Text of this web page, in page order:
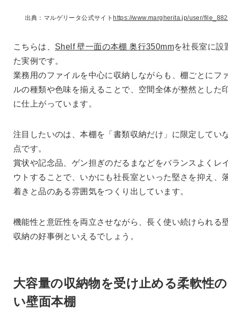
出典：マルゲリータ公式サイトhttps://www.margherita.jp/user/
こちらは、 Shelf 壁一面の本棚 奥行350mmを社長室に設
た実例です。
業務用のファイルを中心に収納しながらも、棚ごとにフ
ルの種類や色味を揃えることで、空間全体が整然とした
に仕上がっています。
注目したいのは、本棚を「書類収納だけ」に限定してい
点です。
賞状や記念品、ゲン担ぎのだるまなどをバランスよくレ
ウトすることで、いかにも社長室といった堅さを抑え、
着きと品のある雰囲気をつくり出しています。
機能性と意匠性を両立させながら、長く使い続けられる
収納の好事例といえるでしょう。
大容量の収納物を受け止める柔軟性
い壁面本棚